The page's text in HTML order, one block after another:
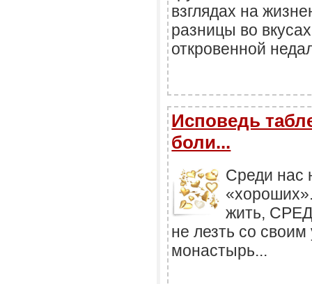
взглядах на
разницы во
откровенной
Исповедь
боли...
Среди нас
жить,
не лезть со
монастырь...